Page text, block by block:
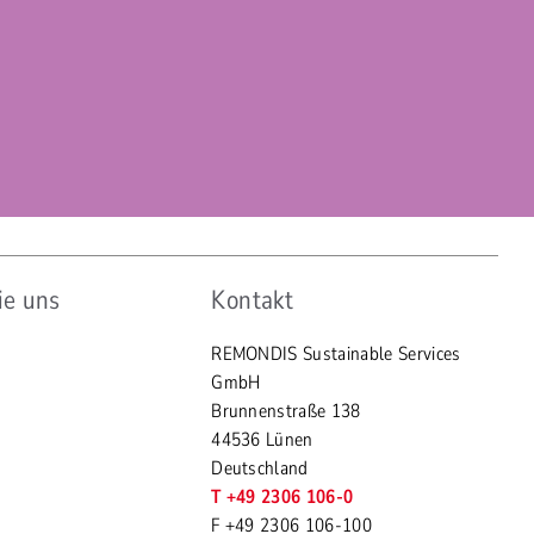
uns Kontakt
REMONDIS Sustainable Services
GmbH
Brunnenstraße 138
44536 Lünen
Deutschland
T +49 2306 106-0
F +49 2306 106-100